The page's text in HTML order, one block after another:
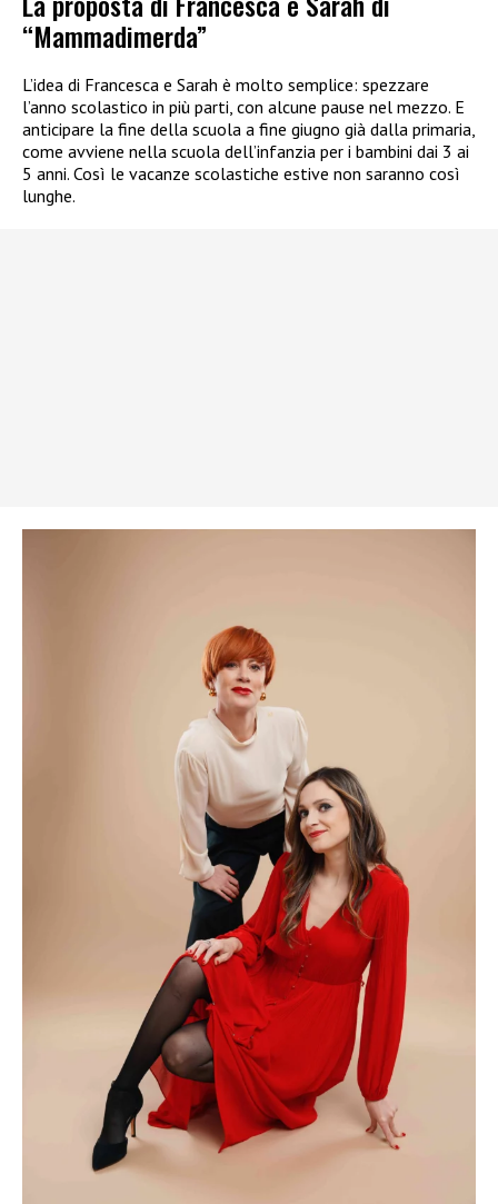
“Mammadimerda”
L’idea di Francesca e Sarah è molto semplice: spezzare
l’anno scolastico in più parti, con alcune pause nel mezzo. E
anticipare la fine della scuola a fine giugno già dalla primaria,
come avviene nella scuola dell’infanzia per i bambini dai 3 ai
5 anni. Così le vacanze scolastiche estive non saranno così
lunghe.